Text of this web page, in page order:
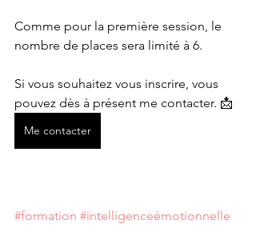
Comme pour la première session, le
nombre de places sera limité à 6.
Si vous souhaitez vous inscrire, vous
pouvez dès à présent me contacter. 📩
Me contacter
#formation #intelligenceémotionnelle